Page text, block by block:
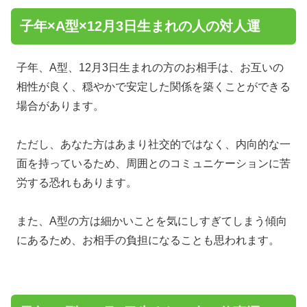
子年×A型×12月3日生まれの人の対人運
子年、A型、12月3日生まれの方のお相手は、お互いの
相性が良く、穏やかで安定した関係を築くことができる
場合があります。
ただし、あなた方はあまり社交的ではなく、内向的な一
面を持っているため、周囲とのコミュニケーションに苦
労する恐れもあります。
また、A型の方は細かいことを気にしすぎてしまう傾向
にあるため、お相手の負担になることも思われます。